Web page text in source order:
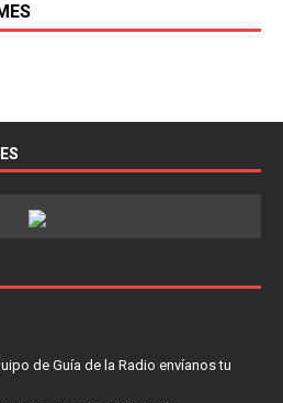
de Guía de la Radio envíanos tu